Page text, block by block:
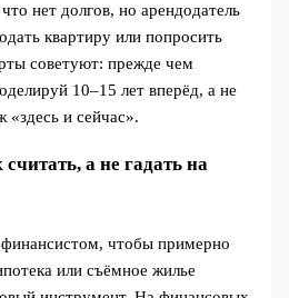
нет долгов, но арендодатель
квартиру или попросить
советуют: прежде чем
10–15 лет вперёд, а не
«здесь и сейчас».
а не гадать на
чтобы примерно
или съёмное жилье